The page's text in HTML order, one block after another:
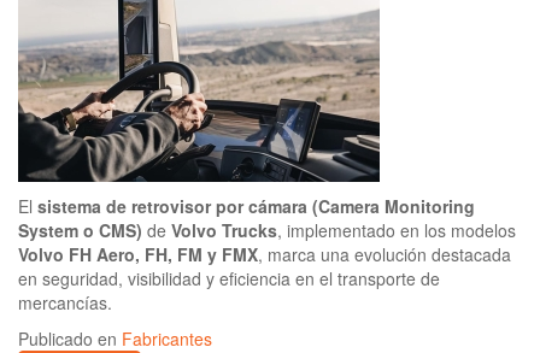
El sistema de retrovisor por cámara (Camera Monitoring
System o CMS) de Volvo Trucks, implementado en los modelos
Volvo FH Aero, FH, FM y FMX, marca una evolución destacada
en seguridad, visibilidad y eficiencia en el transporte de
mercancías.
Publicado en Fabricantes